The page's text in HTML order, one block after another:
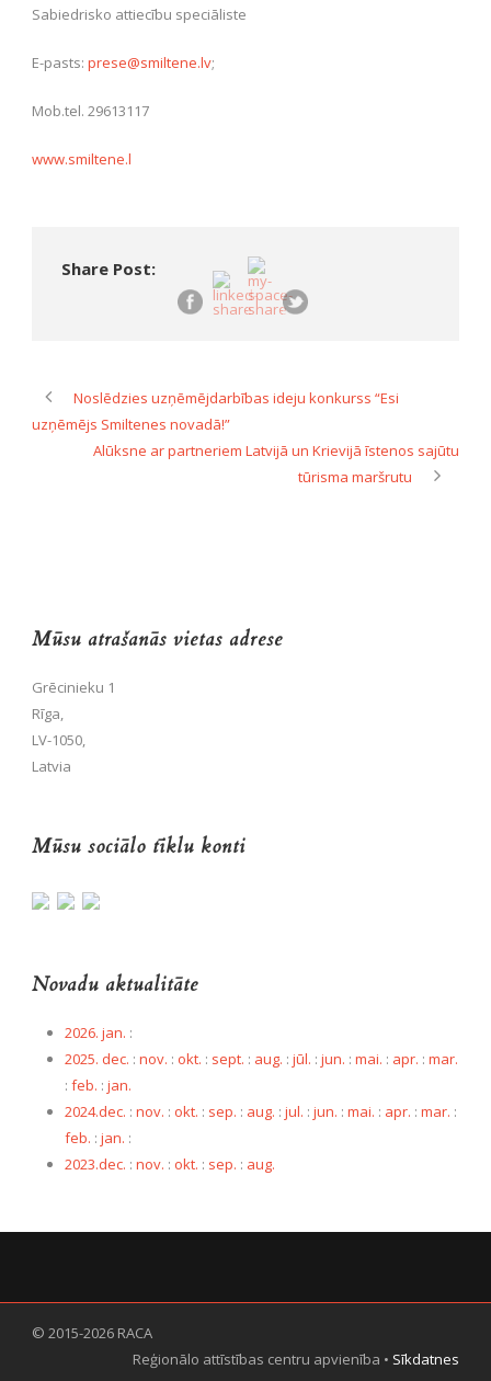
Sabiedrisko attiecību speciāliste
E-pasts: prese@smiltene.lv;
Mob.tel. 29613117
www.smiltene.l
Share Post:
Noslēdzies uzņēmējdarbības ideju konkurss “Esi
uzņēmējs Smiltenes novadā!”
Alūksne ar partneriem Latvijā un Krievijā īstenos sajūtu
tūrisma maršrutu
Mūsu atrašanās vietas adrese
Grēcinieku 1
Rīga,
LV-1050,
Latvia
Mūsu sociālo tīklu konti
Novadu aktualitāte
2026. jan. :
2025. dec. : nov. : okt. : sept. : aug. : jūl. : jun. : mai. : apr. : mar.
: feb. : jan.
2024.dec. : nov. : okt. : sep. : aug. : jul. : jun. : mai. : apr. : mar. :
feb. : jan. :
2023.dec. : nov. : okt. : sep. : aug.
© 2015-2026 RACA
Reģionālo attīstības centru apvienība • Sīkdatnes